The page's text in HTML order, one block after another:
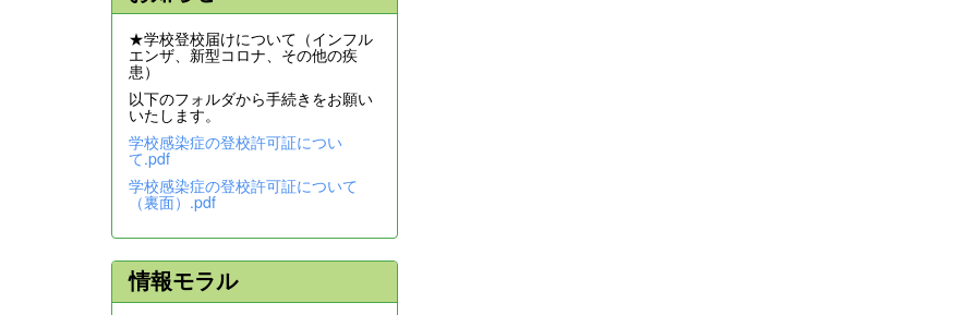
★学校登校届けについて（インフル
エンザ、新型コロナ、その他の疾
患）
以下のフォルダから手続きをお願い
いたします。
学校感染症の登校許可証につい
て.pdf
学校感染症の登校許可証について
（裏面）.pdf
情報モラル